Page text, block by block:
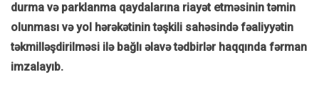
durma və parklanma qaydalarına riayət etməsinin təmin
olunması və yol hərəkətinin təşkili sahəsində fəaliyyətin
təkmilləşdirilməsi ilə bağlı əlavə tədbirlər haqqında fərman
imzalayıb.